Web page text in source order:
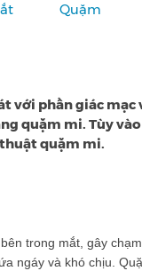
Quặm
với phần giác mạc
quặm mi. Tùy
quặm mi.
trong mắt, gây
ngáy và khó chịu.